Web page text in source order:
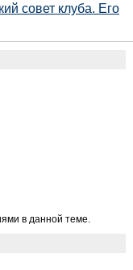
совет клуба. Его
в данной теме.